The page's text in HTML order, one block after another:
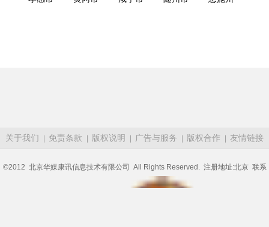
关于我们 免责条款 版权说明 广告与服务 版权合作 友情链接
©2012 北京华媒康讯信息技术有限公司 All Rights Reserved. 注册地址:北京 联系
电话:82736610